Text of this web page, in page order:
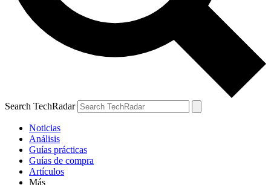
Search TechRadar
Noticias
Análisis
Guías prácticas
Guías de compra
Artículos
Más